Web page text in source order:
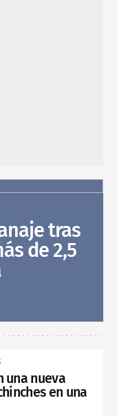
tras
de 2,5
una nueva
en una